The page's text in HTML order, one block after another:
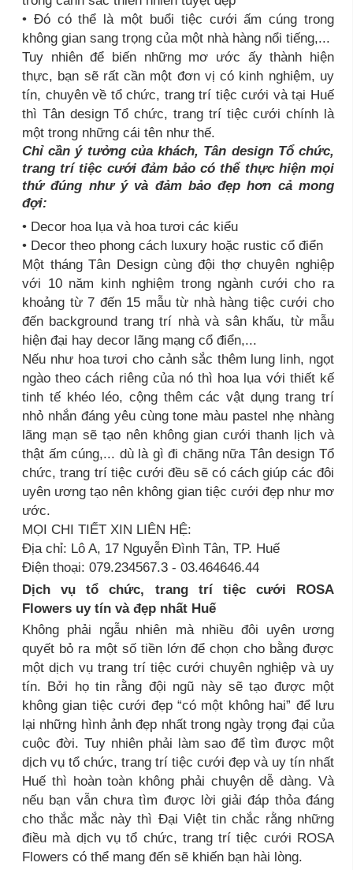
• Đó có thể là một buổi tiệc cưới ấm cúng trong
không gian sang trọng của một nhà hàng nổi tiếng,...
Tuy nhiên để biến những mơ ước ấy thành hiện
thực, bạn sẽ rất cần một đơn vị có kinh nghiệm, uy
tín, chuyên về tổ chức, trang trí tiệc cưới và tại Huế
thì Tân design Tổ chức, trang trí tiệc cưới chính là
một trong những cái tên như thế.
Chỉ cần ý tưởng của khách, Tân design Tổ chức,
trang trí tiệc cưới đảm bảo có thể thực hiện mọi
thứ đúng như ý và đảm bảo đẹp hơn cả mong
đợi:
• Decor hoa lụa và hoa tươi các kiểu
• Decor theo phong cách luxury hoặc rustic cổ điển
Một tháng Tân Design cùng đội thợ chuyên nghiệp
với 10 năm kinh nghiệm trong ngành cưới cho ra
khoảng từ 7 đến 15 mẫu từ nhà hàng tiệc cưới cho
đến background trang trí nhà và sân khấu, từ mẫu
hiện đại hay decor lãng mạng cổ điển,...
Nếu như hoa tươi cho cảnh sắc thêm lung linh, ngọt
ngào theo cách riêng của nó thì hoa lụa với thiết kế
tinh tế khéo léo, cộng thêm các vật dụng trang trí
nhỏ nhắn đáng yêu cùng tone màu pastel nhẹ nhàng
lãng mạn sẽ tạo nên không gian cưới thanh lịch và
thật ấm cúng,... dù là gì đi chăng nữa Tân design Tổ
chức, trang trí tiệc cưới đều sẽ có cách giúp các đôi
uyên ương tạo nên không gian tiệc cưới đẹp như mơ
ước.
MỌI CHI TIẾT XIN LIÊN HỆ:
Địa chỉ: Lô A, 17 Nguyễn Đình Tân, TP. Huế
Điện thoại: 079.234567.3 - 03.464646.44
Dịch vụ tổ chức, trang trí tiệc cưới ROSA
Flowers uy tín và đẹp nhất Huế
Không phải ngẫu nhiên mà nhiều đôi uyên ương
quyết bỏ ra một số tiền lớn để chọn cho bằng được
một dịch vụ trang trí tiệc cưới chuyên nghiệp và uy
tín. Bởi họ tin rằng đội ngũ này sẽ tạo được một
không gian tiệc cưới đẹp “có một không hai” để lưu
lại những hình ảnh đẹp nhất trong ngày trọng đại của
cuộc đời. Tuy nhiên phải làm sao để tìm được một
dịch vụ tổ chức, trang trí tiệc cưới đẹp và uy tín nhất
Huế thì hoàn toàn không phải chuyện dễ dàng. Và
nếu bạn vẫn chưa tìm được lời giải đáp thỏa đáng
cho thắc mắc này thì Đại Việt tin chắc rằng những
điều mà dịch vụ tổ chức, trang trí tiệc cưới ROSA
Flowers có thể mang đến sẽ khiến bạn hài lòng.